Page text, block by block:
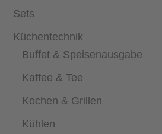
Sets
Küchentechnik
Buffet & Speisenausgabe
Kaffee & Tee
Kochen & Grillen
Kühlen